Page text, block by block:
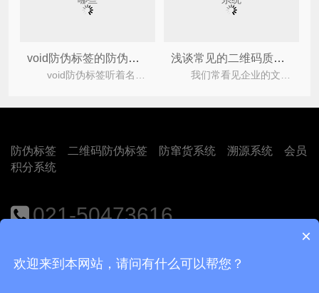
void防伪标签的防伪特点有哪些 浅谈常见的二维码质量追溯系统
防伪标签 二维码防伪标签 防窜货系统 溯源系统
会员
积分系统
021-50473616
×
欢迎来到本网站，请问有什么可以帮您？